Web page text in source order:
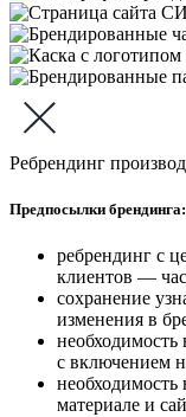
Ребрендинг
Предпосылки брендинга:
ребрендинг с
клиентов —
сохранение
изменения в
необходимость
с включением
материале и